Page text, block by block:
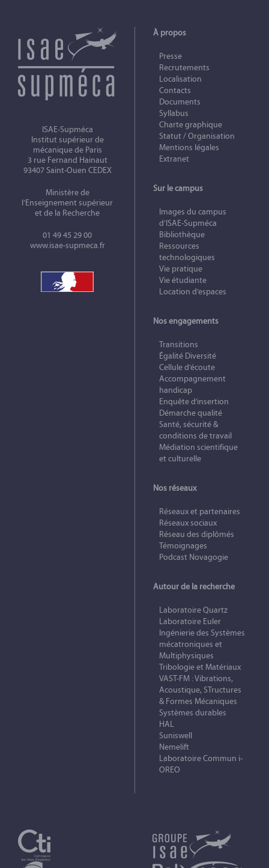
ISAE-Supméca
Institut supérieur de
mécanique de Paris
3 rue Fernand Hainaut
93407 Saint-Ouen CEDEX
Ministère de
l’Enseignement supérieur
et de la Recherche
01 49 45 29 00
www.isae-supmeca.fr
À propos
Presse
Recrutements
Localisation
Contacts
Documents
Syllabus
Charte graphique
Statut / Organisation
Mentions légales
Extranet
Sur le campus
Images du campus
d’ISAE-Supméca
Bibliothèque
Ressources
technologiques
Vie pratique
Vie étudiante
Location d’espaces
Nos engagements
Transitions
Égalité Diversité
Cellule d’écoute
Accompagnement
handicap
Enquête d’insertion
Démarche qualité
Santé, sécurité &
conditions de travail
Médiation scientifique
et culturelle
Nos réseaux
Réseaux et partenaires
Réseaux sociaux
Réseau des diplômés
Témoignages
Podcast Novagogie
Autour de la recherche
Laboratoire Quartz
Laboratoire Euler
Ingénierie des Systèmes
mécatroniques et
Multiphysiques
Tribologie et Matériaux
VAST-FM : Vibrations,
Acoustique, STructures
& Formes Mécaniques
Systèmes durables
HAL
Suniswell
Nemelift
Laboratoire Commun i-
OREO